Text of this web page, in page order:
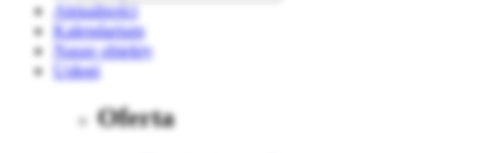
Aktualności
Kalendarium
Nasze obiekty
Usługi
Oferta